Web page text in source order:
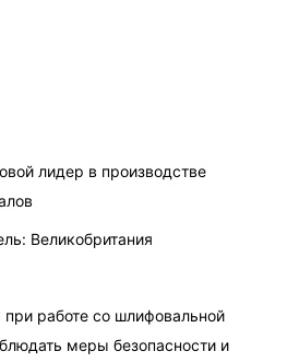
лидер в производстве
Великобритания
работе со шлифовальной
меры безопасности и